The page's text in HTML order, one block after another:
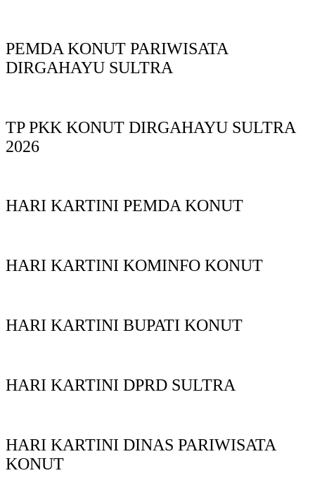
PEMDA KONUT PARIWISATA
DIRGAHAYU SULTRA
TP PKK KONUT DIRGAHAYU SULTRA
2026
HARI KARTINI PEMDA KONUT
HARI KARTINI KOMINFO KONUT
HARI KARTINI BUPATI KONUT
HARI KARTINI DPRD SULTRA
HARI KARTINI DINAS PARIWISATA
KONUT